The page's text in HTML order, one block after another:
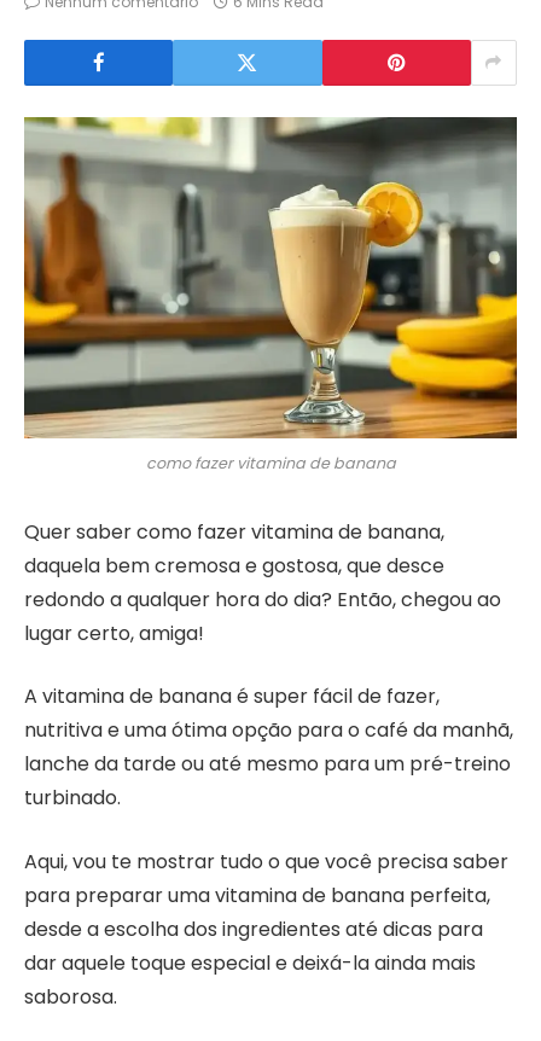
como fazer vitamina de banana
Quer saber como fazer vitamina de banana,
daquela bem cremosa e gostosa, que desce
redondo a qualquer hora do dia? Então, chegou ao
lugar certo, amiga!
A vitamina de banana é super fácil de fazer,
nutritiva e uma ótima opção para o café da manhã,
lanche da tarde ou até mesmo para um pré-treino
turbinado.
Aqui, vou te mostrar tudo o que você precisa saber
para preparar uma vitamina de banana perfeita,
desde a escolha dos ingredientes até dicas para
dar aquele toque especial e deixá-la ainda mais
saborosa.